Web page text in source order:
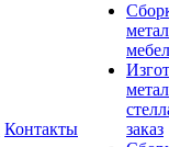
Контакты
заказ